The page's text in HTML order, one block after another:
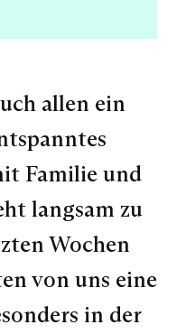
allen ein
Familie und
langsam zu
Wochen
von uns eine
in der